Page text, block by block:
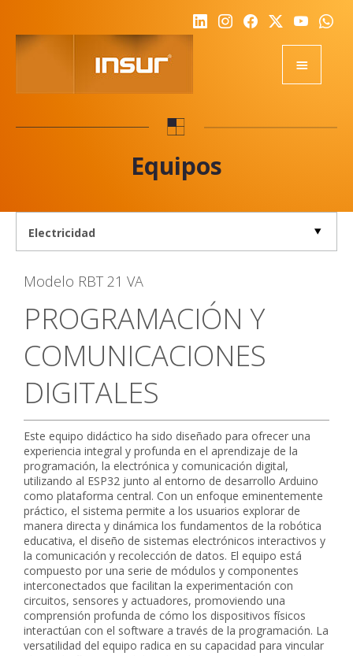
NOTICIAS
NOSOTROS
CONTACTO
Equipos
Modelo RBT 21 VA
PROGRAMACIÓN Y
COMUNICACIONES
DIGITALES
Este equipo didáctico ha sido diseñado para ofrecer una
experiencia integral y profunda en el aprendizaje de la
programación, la electrónica y comunicación digital,
utilizando al ESP32 junto al entorno de desarrollo Arduino
como plataforma central. Con un enfoque eminentemente
práctico, el sistema permite a los usuarios explorar de
manera directa y dinámica los fundamentos de la robótica
educativa, el diseño de sistemas electrónicos interactivos y
la comunicación y recolección de datos. El equipo está
compuesto por una serie de módulos y componentes
interconectados que facilitan la experimentación con
circuitos, sensores y actuadores, promoviendo una
comprensión profunda de cómo los dispositivos físicos
interactúan con el software a través de la programación. La
versatilidad del equipo radica en su capacidad para vincular